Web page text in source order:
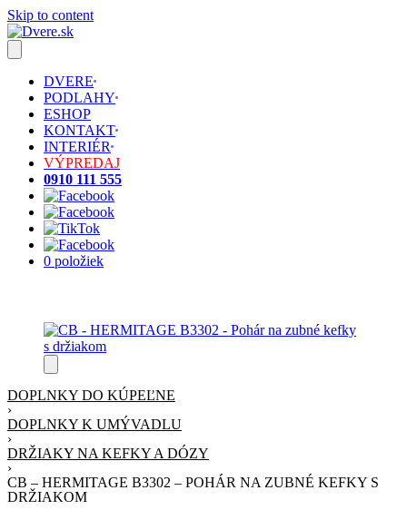
Skip to content
DVERE
PODLAHY
ESHOP
KONTAKT
INTERIÉR
VÝPREDAJ
0910 111 555
0 položiek
DOPLNKY DO KÚPEĽNE
›
DOPLNKY K UMÝVADLU
›
DRŽIAKY NA KEFKY A DÓZY
›
CB – HERMITAGE B3302 – POHÁR NA ZUBNÉ KEFKY S
DRŽIAKOM